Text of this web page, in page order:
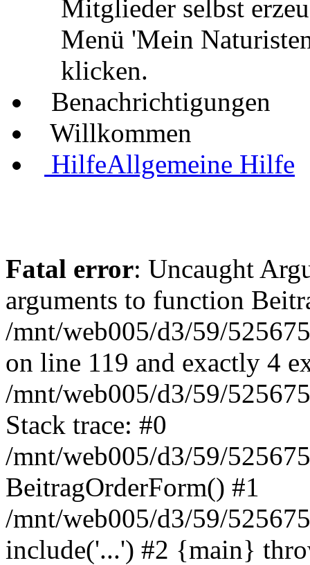
Mitglieder selbst
Menü 'Mein
klicken.
Benachrichtigungen
Willkommen
HilfeAllgemeine Hilfe
Fatal error: Uncaught
arguments to function
/mnt/web005/d3/59/
on line 119 and exactly 4
/mnt/web005/d3/59/
Stack trace: #0
/mnt/web005/d3/59/
BeitragOrderForm() #1
/mnt/web005/d3/59/
include('...') #2 {main}